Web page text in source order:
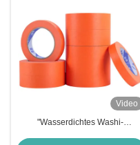
Video
"Wasserdichtes Washi-